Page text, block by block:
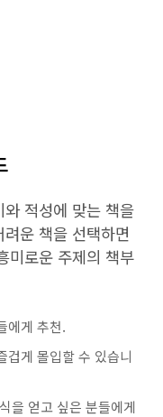
적성에 맞는 책을
운 책을 선택하면
미로운 주제의 책부
에게 추천.
겁게 몰입할 수 있습니
을 얻고 싶은 분들에게